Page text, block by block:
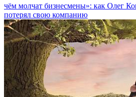
чём молчат бизнесмены»: как Олег
потерял свою компанию